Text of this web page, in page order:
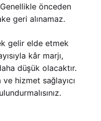
önceden
geri alınamaz.
gelir elde etmek
kâr marjı,
düşük olacaktır.
hizmet sağlayıcı